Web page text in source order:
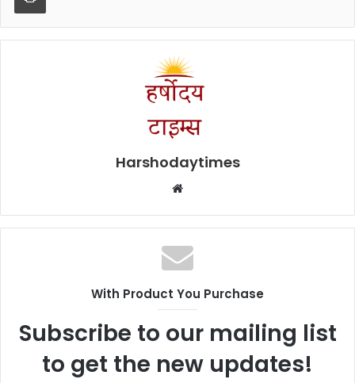
Harshodaytimes
Website
With Product You Purchase
Subscribe to our mailing list
to get the new updates!